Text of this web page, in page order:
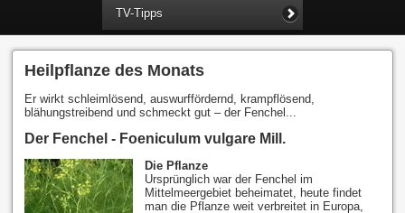
TV-Tipps
Heilpflanze des Monats
Er wirkt schleimlösend, auswurffördernd, krampflösend,
blähungstreibend und schmeckt gut – der Fenchel...
Der Fenchel - Foeniculum vulgare Mill.
Die Pflanze
Ursprünglich war der Fenchel im
Mittelmeergebiet beheimatet, heute findet
man die Pflanze weit verbreitet in Europa,